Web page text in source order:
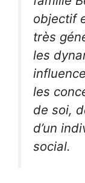
objectif
très
les
les
de soi,
d’un
social.